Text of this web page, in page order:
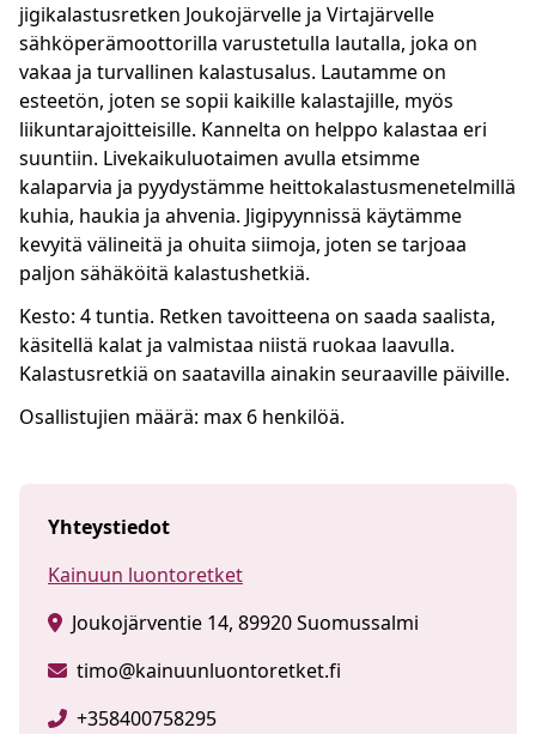
jigikalastusretken Joukojärvelle ja Virtajärvelle
sähköperämoottorilla varustetulla lautalla, joka on
vakaa ja turvallinen kalastusalus. Lautamme on
esteetön, joten se sopii kaikille kalastajille, myös
liikuntarajoitteisille. Kannelta on helppo kalastaa eri
suuntiin. Livekaikuluotaimen avulla etsimme
kalaparvia ja pyydystämme heittokalastusmenetelmillä
kuhia, haukia ja ahvenia. Jigipyynnissä käytämme
kevyitä välineitä ja ohuita siimoja, joten se tarjoaa
paljon sähäköitä kalastushetkiä.
Kesto: 4 tuntia. Retken tavoitteena on saada saalista,
käsitellä kalat ja valmistaa niistä ruokaa laavulla.
Kalastusretkiä on saatavilla ainakin seuraaville päiville.
Osallistujien määrä: max 6 henkilöä.
Yhteystiedot
Kainuun luontoretket
Joukojärventie 14, 89920 Suomussalmi
timo@kainuunluontoretket.fi
+358400758295